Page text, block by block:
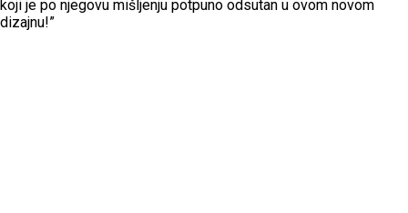
koji je po njegovu mišljenju potpuno odsutan u ovom novom
dizajnu!”